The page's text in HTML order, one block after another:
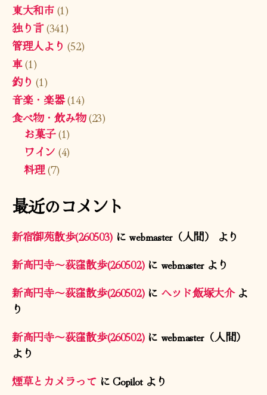
東大和市(1)
独り言(341)
管理人より (52)
車(1)
釣り (1)
音楽・楽器(14)
食べ物・飲み物(23)
お菓子(1)
ワイン (4)
料理(7)
最近のコメント
新宿御苑散歩(260503) にwebmaster（人間）
より
新高円寺〜荻窪散歩(260502)に webmasterより
新高円寺〜荻窪散歩(260502)に ヘッド飯塚大介よ
り
新高円寺〜荻窪散歩(260502)に webmaster（人間）
より
煙草とカメラってにCopilotより